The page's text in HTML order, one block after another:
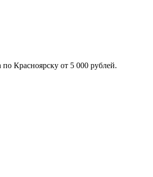
по Красноярску от 5 000 рублей.